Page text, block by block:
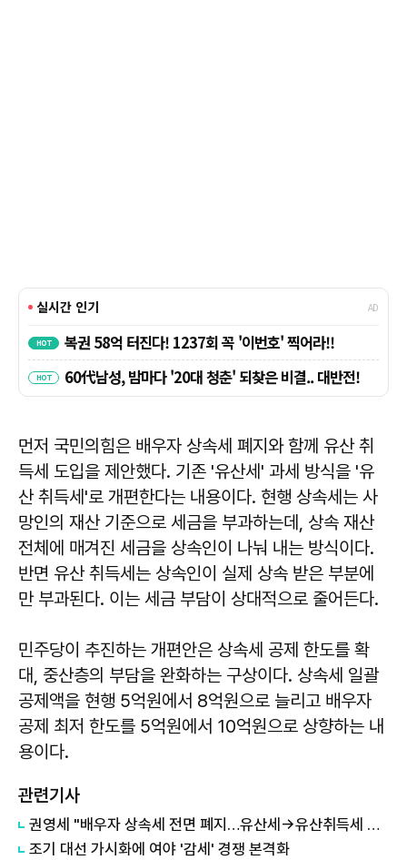
먼저 국민의힘은 배우자 상속세 폐지와 함께 유산 취
득세 도입을 제안했다. 기존 '유산세' 과세 방식을 '유
산 취득세'로 개편한다는 내용이다. 현행 상속세는 사
망인의 재산 기준으로 세금을 부과하는데, 상속 재산
전체에 매겨진 세금을 상속인이 나눠 내는 방식이다.
반면 유산 취득세는 상속인이 실제 상속 받은 부분에
만 부과된다. 이는 세금 부담이 상대적으로 줄어든다.
민주당이 추진하는 개편안은 상속세 공제 한도를 확
대, 중산층의 부담을 완화하는 구상이다. 상속세 일괄
공제액을 현행 5억원에서 8억원으로 늘리고 배우자
공제 최저 한도를 5억원에서 10억원으로 상향하는 내
용이다.
관련기사
권영세 "배우자 상속세 전면 폐지…유산세→유산취득세 전환"
조기 대선 가시화에 여야 '감세' 경쟁 본격화